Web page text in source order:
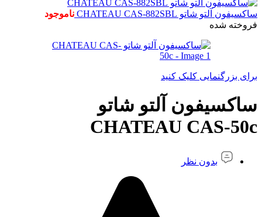
ساکسیفون آلتو شاتو CHATEAU CAS-882SBL
ناموجود
فروخته شده
برای بزرگنمایی کلیک کنید
ساکسیفون آلتو شاتو
CHATEAU CAS-50c
بدون نظر